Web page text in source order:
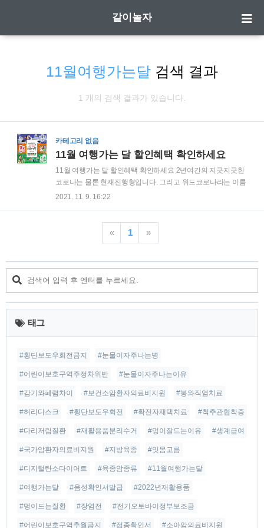
같이놀자
11월여행가는달 검색 결과
1 개의 검색 결과가 있습니다.
카테고리 없음
11월 여행가는 달 할인혜택 확인하세요
11월 여행가는 달 할인혜택 확인하세요 2년여간의 지긋지긋한
코로나는 물론 현재진행형입니다. 그리고 위드코로나라는 이름
으로 어느정도의 일상 회복이 이루어진 지금 앞으로 확진자는
등과 함께 이제 여행가는 것도 조금은 자유로워질 수 있을까요?
정부에서는 11월 여행가는 달 운영을 밝혔습니다. 원래 10월,
관광버스가 줄지어 있었습니다. 단풍만큼이나 울긋불긋한 옷과
이제는 법으로 금지되어 절대로 해서는 안되는 관광버스춤 등
십니다. 물론 11월 여행가는 달 이라고 해도..
2021. 11. 9. 16:22
« 1 »
태그
#횡단보도우회전금지 #눈물이자주나는병
#어린이보호구역주정차위반 #눈물이자주나는이유
#감기와폐렴차이 #보건소암환자의료비지원 #봉와직염치료
#허리디스크 #횡단보도우회전 #확진자재택치료 #척추관협착증
#다리저림질환 #재활용품분리수거 #멍이잘드는이유 #생계급여
#국가암환자의료비지원 #지방육종 #잇몸고름
#디지털탄소다이어트 #육종암종류 #11월여행가는달
#여행가는달 #음성확인서발급 #2022년재활용품
#멍이드는질환 #장염전 #전기오토바이정부보조금
#어린이보호구역추월금지 #접종확인서 #소아암의료비지원